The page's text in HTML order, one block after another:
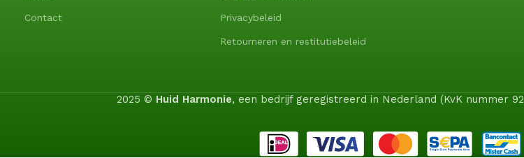
Contact Privacybeleid
Retourneren en restitutiebeleid
2025 © Huid Harmonie, een bedrijf geregistreerd in Nederland (KvK nummer